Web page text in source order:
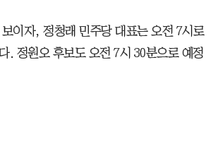
이자, 정청래 민주당 대표는 오전 7시로
. 정원오 후보도 오전 7시 30분으로 예정